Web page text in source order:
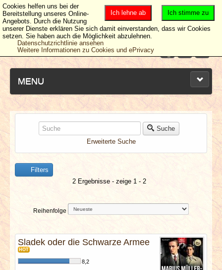
MENU
NEUESTE ARTIKEL
NEWS & DATES
BERICHTE
VERLOSUNGEN
SPECIALS
Suche
Erweiterte Suche
Filters
2 Ergebnisse - zeige 1 - 2
Reihenfolge
Sladek oder die Schwarze Armee
HOT
8,2
Ich stimme zu
Ich lehne ab
Cookies helfen uns bei der
Bereitstellung unseres Online-
Angebots. Durch die Nutzung
unserer Dienste erklären Sie sich damit einverstanden, dass wir Cookies
setzen. Sie haben auch die Möglichkeit abzulehnen.
Datenschutzrichtlinie ansehen
Weitere Informationen zu Cookies und ePrivacy